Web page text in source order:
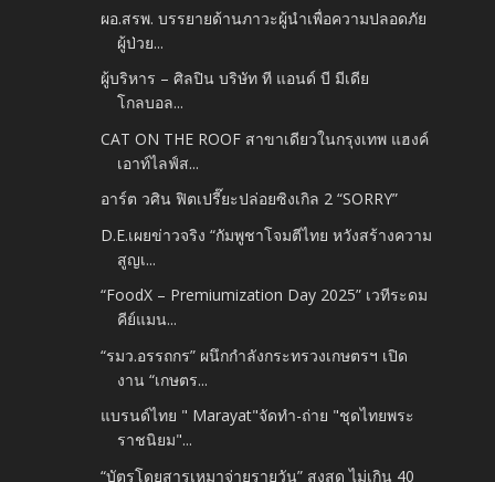
ผอ.สรพ. บรรยายด้านภาวะผู้นำเพื่อความปลอดภัย
ผู้ป่วย...
ผู้บริหาร – ศิลปิน บริษัท ที แอนด์ บี มีเดีย
โกลบอล...
CAT ON THE ROOF สาขาเดียวในกรุงเทพ แฮงค์
เอาท์ไลฟ์ส...
อาร์ต วศิน ฟิตเปรี๊ยะปล่อยซิงเกิล 2 “SORRY”
D.E.เผยข่าวจริง “กัมพูชาโจมตีไทย หวังสร้างความ
สูญเ...
“FoodX – Premiumization Day 2025” เวทีระดม
คีย์แมน...
“รมว.อรรถกร” ผนึกกำลังกระทรวงเกษตรฯ เปิด
งาน “เกษตร...
แบรนด์ไทย " Marayat"จัดทำ-ถ่าย "ชุดไทยพระ
ราชนิยม"...
“บัตรโดยสารเหมาจ่ายรายวัน” สูงสุด ไม่เกิน 40